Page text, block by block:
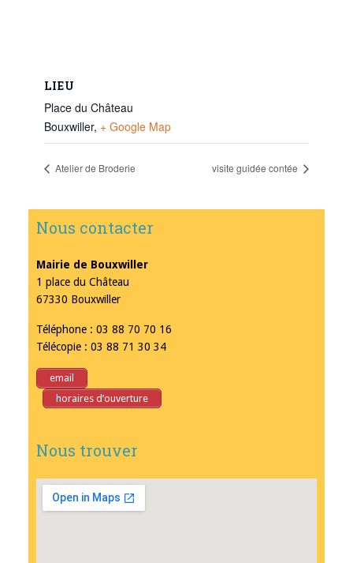
LIEU
Place du Château
Bouxwiller, + Google Map
Atelier de Broderie visite guidée contée
Nous contacter
Mairie de Bouxwiller
1 place du Château
67330 Bouxwiller
Téléphone : 03 88 70 70 16
Télécopie : 03 88 71 30 34
email
horaires d’ouverture
Nous trouver